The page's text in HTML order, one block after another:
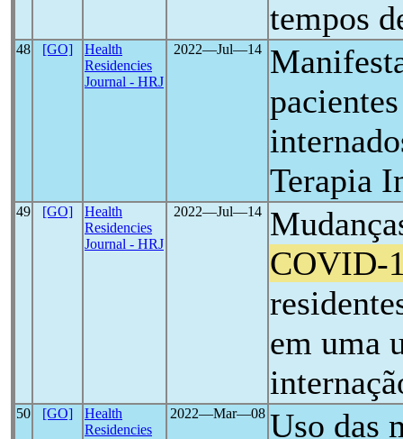
tempos
48 [GO]
Health
Residencies
Journal - HRJ
2022―Jul―14
Terapia
49 [GO]
Health
Residencies
Journal - HRJ
2022―Jul―14
COVID-
em uma
50 [GO]
Health
Residencies
2022―Mar―08 Uso das